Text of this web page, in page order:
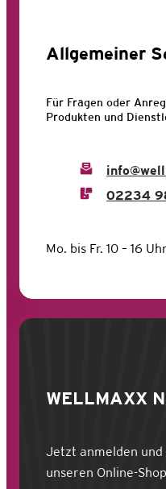
Allgemeiner
Für Fragen oder
Produkten und
02234
Mo. bis Fr. 10 – 16 Uhr
WELLMAXX
Jetzt anmelden und
unseren Online-